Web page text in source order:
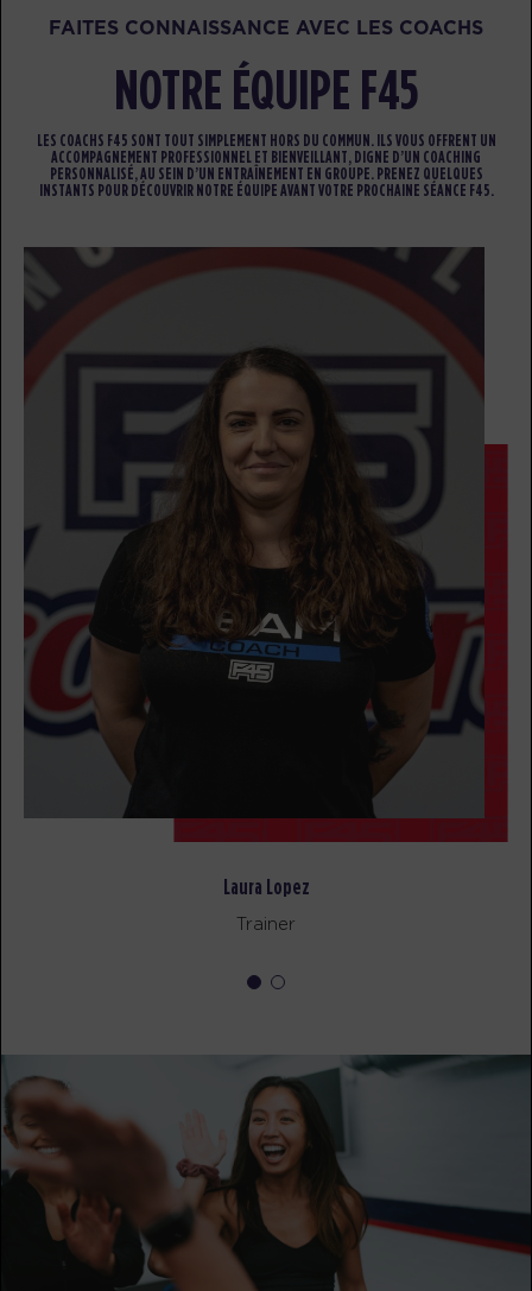
06:45
PM
HYROX Signature Skill 2
Team F45
RÉSERVER
DIMANCHE 16 AOÛT - AUCUN COURS DISPONIBLE
LUNDI 17 AOÛT
07:30 HYROX Run Club
Team F45
RÉSERVER
MARDI 18 AOÛT - AUCUN COURS DISPONIBLE
MERCREDI 19 AOÛT - AUCUN COURS DISPONIBLE
JEUDI 20 AOÛT - AUCUN COURS DISPONIBLE
FAITES CONNAISSANCE AVEC LES COACHS
NOTRE ÉQUIPE F45
LES COACHS F45 SONT TOUT SIMPLEMENT HORS DU COMMUN. ILS VOUS OFFRENT UN
ACCOMPAGNEMENT PROFESSIONNEL ET BIENVEILLANT, DIGNE D’UN COACHING
PERSONNALISÉ, AU SEIN D’UN ENTRAÎNEMENT EN GROUPE. PRENEZ QUELQUES
INSTANTS POUR DÉCOUVRIR NOTRE ÉQUIPE AVANT VOTRE PROCHAINE SÉANCE F45.
Laura Lopez
Trainer